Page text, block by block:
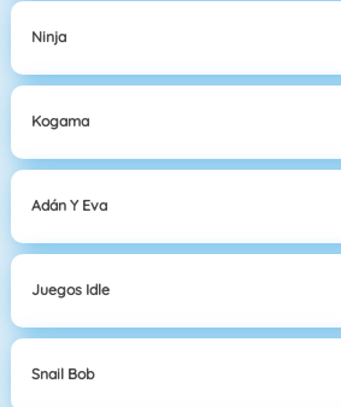
Ninja
Kogama
Adán Y Eva
Juegos Idle
Snail Bob